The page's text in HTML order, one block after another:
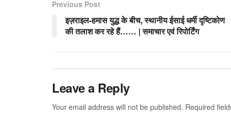
Previous Post
इज़राइल-हमास युद्ध के बीच, स्थानीय ईसाई धर्मी दृष्टिकोण
की तलाश कर रहे हैं…… | समाचार एवं रिपोर्टिंग
Leave a Reply
Your email address will not be published. Required